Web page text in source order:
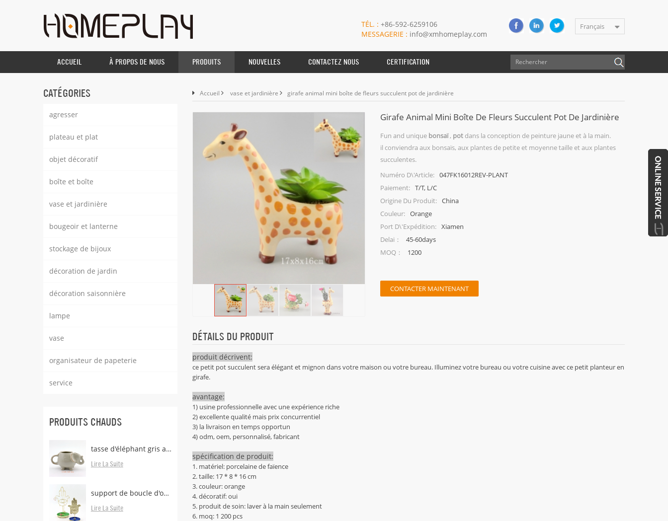
Français
TÉL. : +86-592-6259106
MESSAGERIE : info@xmhomeplay.com
ACCUEIL À PROPOS DE NOUS PRODUITS NOUVELLES CONTACTEZ NOUS CERTIFICATION
CATÉGORIES
agresser
plateau et plat
objet décoratif
boîte et boîte
vase et jardinière
bougeoir et lanterne
stockage de bijoux
décoration de jardin
décoration saisonnière
lampe
vase
organisateur de papeterie
service
PRODUITS CHAUDS
tasse d'éléphant gris avec support de sachet de thé
Lire La Suite
support de boucle d'oreille en laiton avec plateau
Lire La Suite
Accueil vase et jardinière girafe animal mini boîte de fleurs succulent pot de jardinière
Girafe Animal Mini Boîte De Fleurs Succulent Pot De Jardinière
Fun and unique bonsaï, potdans la conception de peinture jaune et à la main.
il conviendra aux bonsaïs, aux plantes de petite et moyenne taille et aux plantes
succulentes.
Numéro D\'article: 047FK16012REV-PLANT
Paiement: T/T, L/C
Origine Du Produit: China
Couleur: Orange
Port D\'expédition: Xiamen
Delai：
45-60days
MOQ：
1200
CONTACTER MAINTENANT
DÉTAILS DU PRODUIT
produit décrivent:
ce petit pot succulent sera élégant et mignon dans votre maison ou votre bureau. Illuminez votre bureau ou votre cuisine avec ce petit planteur en
girafe.
avantage:
1) usine professionnelle avec une expérience riche
2) excellente qualité mais prix concurrentiel
3) la livraison en temps opportun
4) odm, oem, personnalisé, fabricant
spécification de produit:
1. matériel: porcelaine de faïence
2. taille: 17 * 8 * 16 cm
3. couleur: orange
4. décoratif: oui
5. produit de soin: laver à la main seulement
6. moq: 1 200 pcs